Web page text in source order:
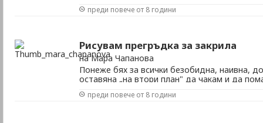
Целите – друг да постига; пътеки ръбати,
преди повече от 8 години
Рисувам прегръдка за закрила
на Мара Чапанова
Понеже бях за всички безобидна, наивна,
оставяна „на втори план" да чакам
помисли добри, не бяха никак модни
преди повече от 8 години